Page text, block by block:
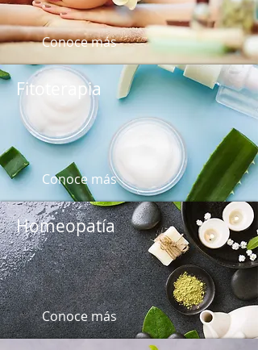
Conoce más
Fitoterapia
Conoce más
Homeopatía
Conoce más